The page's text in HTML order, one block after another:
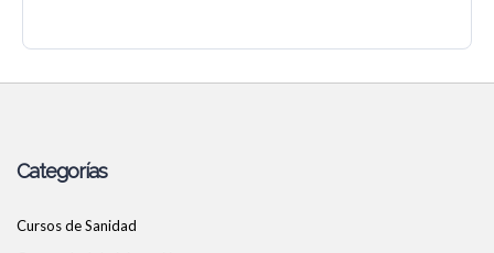
Categorías
Cursos de Sanidad